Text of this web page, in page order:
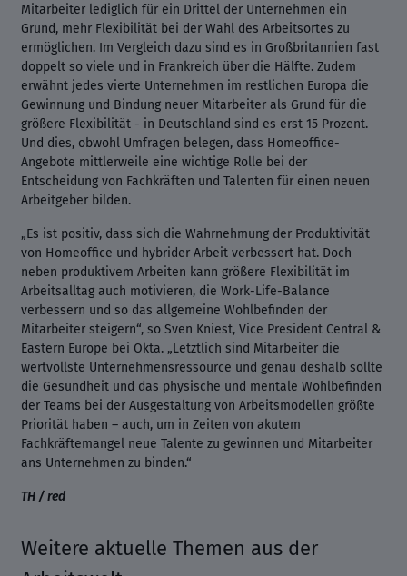
Mitarbeiter lediglich für ein Drittel der Unternehmen ein
Grund, mehr Flexibilität bei der Wahl des Arbeitsortes zu
ermöglichen. Im Vergleich dazu sind es in Großbritannien fast
doppelt so viele und in Frankreich über die Hälfte. Zudem
erwähnt jedes vierte Unternehmen im restlichen Europa die
Gewinnung und Bindung neuer Mitarbeiter als Grund für die
größere Flexibilität - in Deutschland sind es erst 15 Prozent.
Und dies, obwohl Umfragen belegen, dass Homeoffice-
Angebote mittlerweile eine wichtige Rolle bei der
Entscheidung von Fachkräften und Talenten für einen neuen
Arbeitgeber bilden.
„Es ist positiv, dass sich die Wahrnehmung der Produktivität
von Homeoffice und hybrider Arbeit verbessert hat. Doch
neben produktivem Arbeiten kann größere Flexibilität im
Arbeitsalltag auch motivieren, die Work-Life-Balance
verbessern und so das allgemeine Wohlbefinden der
Mitarbeiter steigern“, so Sven Kniest, Vice President Central &
Eastern Europe bei Okta. „Letztlich sind Mitarbeiter die
wertvollste Unternehmensressource und genau deshalb sollte
die Gesundheit und das physische und mentale Wohlbefinden
der Teams bei der Ausgestaltung von Arbeitsmodellen größte
Priorität haben – auch, um in Zeiten von akutem
Fachkräftemangel neue Talente zu gewinnen und Mitarbeiter
ans Unternehmen zu binden.“
TH / red
Weitere aktuelle Themen aus der